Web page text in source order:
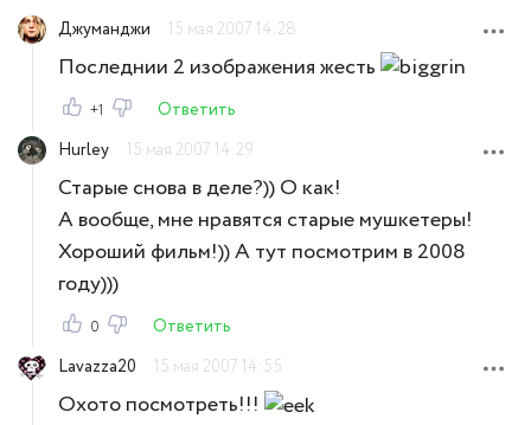
Джуманджи 15 мая 2007 14:28
Последнии 2 изображения жесть
+1
Ответить
Hurley
15 мая 2007 14:29
Старые снова в деле?)) О как!
А вообще, мне нравятся старые мушкетеры!
Хороший фильм!)) А тут посмотрим в 2008
году)))
0
Ответить
Lavazza20
15 мая 2007 14:55
Охото посмотреть!!!